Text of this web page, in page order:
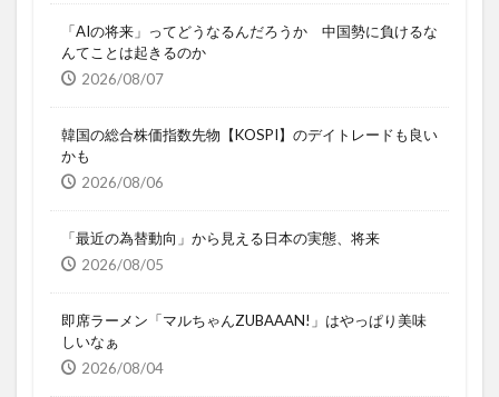
「AIの将来」ってどうなるんだろうか 中国勢に負けるな
んてことは起きるのか
2026/08/07
韓国の総合株価指数先物【KOSPI】のデイトレードも良い
かも
2026/08/06
「最近の為替動向」から見える日本の実態、将来
2026/08/05
即席ラーメン「マルちゃんZUBAAAN!」はやっぱり美味
しいなぁ
2026/08/04